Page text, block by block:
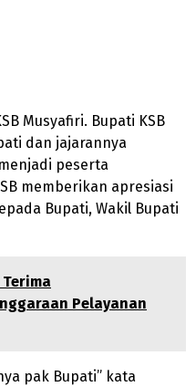
Musyafiri. Bupati KSB
dan jajarannya
peserta
memberikan apresiasi
Bupati, Wakil Bupati
Pelayanan
pak Bupati” kata